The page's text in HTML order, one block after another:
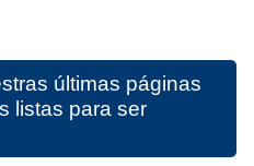
últimas páginas
listas para ser